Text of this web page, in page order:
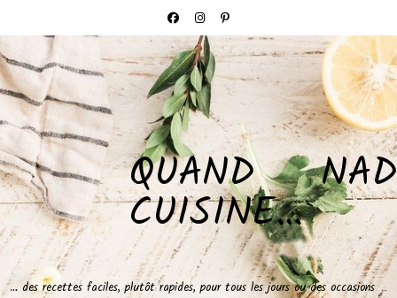
QUAND NAD
CUISINE…
… des recettes faciles, plutôt rapides, pour tous les jours ou des occasions